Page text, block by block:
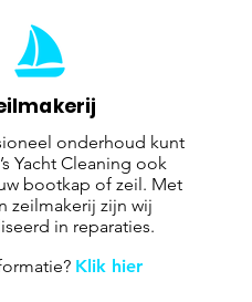
onderhoud kunt
Yacht Cleaning ook
bootkap of zeil. Met
zeilmakerij zijn wij
in reparaties.
Klik hier